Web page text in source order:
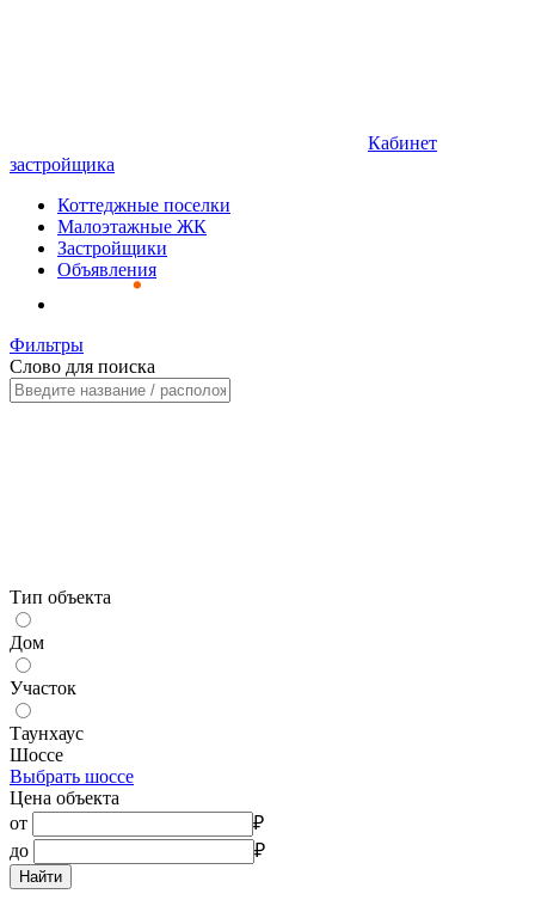
Кабинет
застройщика
Коттеджные поселки
Малоэтажные ЖК
Застройщики
Объявления
Фильтры
Слово для поиска
Тип объекта
Дом
Участок
Таунхаус
Шоссе
Выбрать шоссе
Цена объекта
от
₽
до
₽
Найти